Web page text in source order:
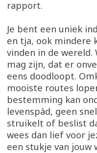
rapport.
Je bent een uniek
en tja, ook mindere
vinden in de
mag zijn, dat er
eens doodloopt.
mooiste routes
bestemming kan
levenspàd, geen
struikelt of beslist
wees dan lief voor
een stukje van jouw